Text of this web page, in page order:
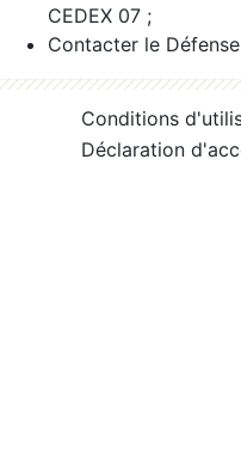
CEDEX 07 ;
Contacter le
Conditions
Déclaration